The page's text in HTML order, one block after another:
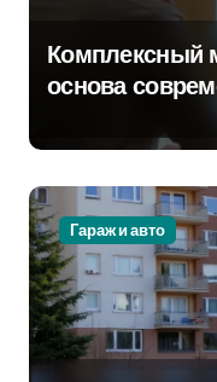
Комплексный
основа
Гараж и авто